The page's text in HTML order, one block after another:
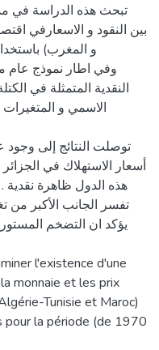
تبحث هذه الدراسة في
بين النقود و الاسعارفي
وفي اطار نموذج عام
النقدية المتمثلة في
الاسمي و المتغيرات
توصلت النتائج إلى وجود
أسعار الاستهلاك في
هذه الدول ظاهرة نقدية
تفسر الجانب الأكبر من
يؤكد ان التضخم
l'existence d'une
monnaie et les prix
Tunisie et Maroc)
pour la période (de 1970